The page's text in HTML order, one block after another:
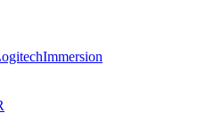
Immersion